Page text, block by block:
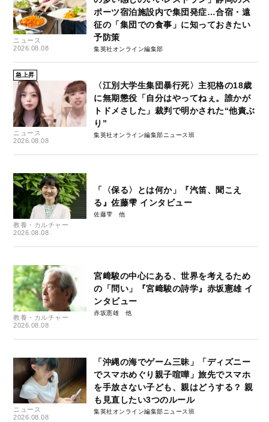
ニュース
2026.08.08
ポーツ宿泊施設内で集団発症…合宿・遠
征の「集団での食事」に知っておきたい
予防策
集英社オンライン編集部
急上昇
ニュース
2026.08.08
〈江別大学生集団暴行死〉主犯格の18歳
に無期懲役「自分はやってねぇ。誰かが
トドメさした」裁判で明かされた“他責ぶ
り”
集英社オンライン編集部ニュース班
教養・カルチャー
2026.08.08
「〈保る〉とは何か」『汽笛、聞こえ
る』佐藤雫 インタビュー
佐藤雫
教養・カルチャー
2026.08.08
宮﨑駿の中心にある、世界を考えるため
の「問い」『宮﨑駿の詩学』赤坂憲雄 イ
ンタビュー
赤坂憲雄
ニュース
2026.08.08
「沖縄の海でゲーム三昧」「ディズニー
でスマホめぐり親子喧嘩」旅先でスマホ
を手放さない子ども、親はどうする？ 親
も見直したい3つのルール
集英社オンライン編集部ニュース班